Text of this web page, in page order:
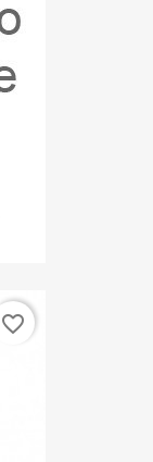
favorite_border